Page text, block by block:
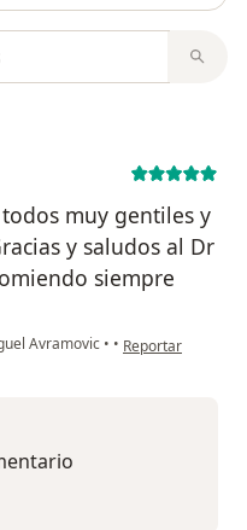
muy gentiles y
y saludos al Dr
siempre
Avramovic • • en opinión del
Reportar